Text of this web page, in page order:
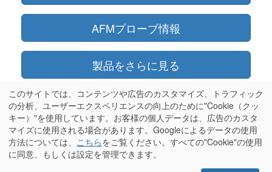
AFMプローブ情報
製品をさらに見る
オンラインショップ
情報
このサイトでは、コンテンツや広告のカスタマイズ、トラフィック
の分析、ユーザーエクスペリエンスの向上のために"Cookie（クッ
キー）"を使用しています。お客様の個人データは、広告のカスタ
マイズに使用される場合があります。Googleによるデータの使用
方法については、 こちらをご覧ください。すべての"Cookie"の使用
に同意、もしくは設定を管理できます。